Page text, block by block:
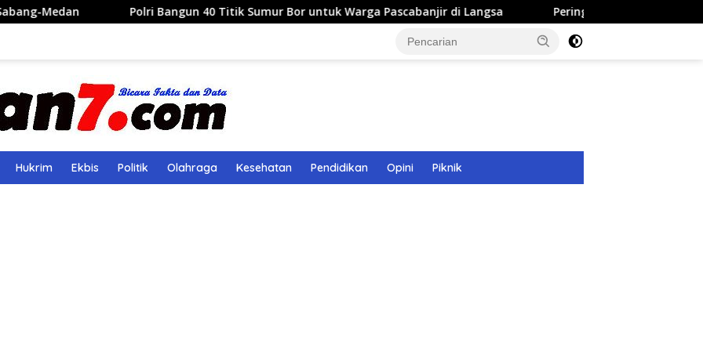
Polri Bangun 40 Titik Sumur Bor untuk Warga Pascabanjir di Langsa Peringati Hari Didong, Pagelaran Didong
Hukrim Ekbis Politik Olahraga Kesehatan Pendidikan Opini Piknik